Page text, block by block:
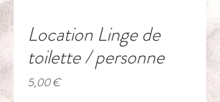
Location Linge de
toilette / personne
5,00 €Prix